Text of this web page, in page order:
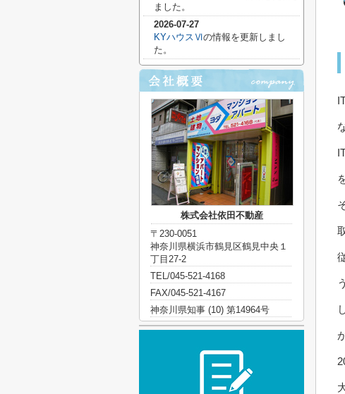
ました。
2026-07-27
KYハウスⅥの情報を更新しまし
た。
株式会社依田不動産
〒230-0051
神奈川県横浜市鶴見区鶴見中央１
丁目27-2
TEL/045-521-4168
FAX/045-521-4167
神奈川県知事 (10) 第14964号